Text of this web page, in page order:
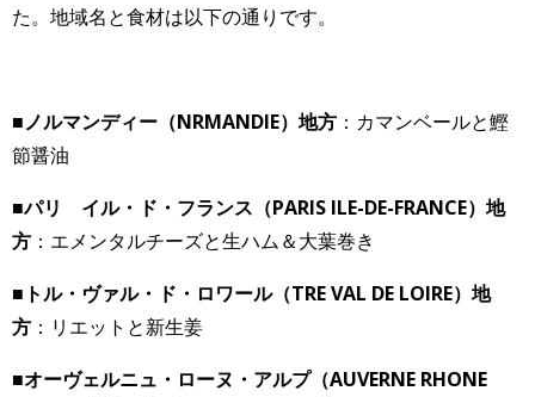
た。地域名と食材は以下の通りです。
■ノルマンディー（NRMANDIE）地方 ：カマンベールと鰹
節醤油
■パリ イル・ド・フランス（PARIS ILE-DE-FRANCE）地
方 ：エメンタルチーズと生ハム＆大葉巻き
■トル・ヴァル・ド・ロワール（TRE VAL DE LOIRE）地
方 ：リエットと新生姜
■オーヴェルニュ・ローヌ・アルプ（AUVERNE RHONE